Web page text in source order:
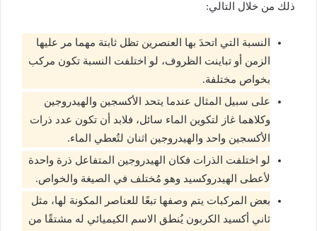
ذلك من خلال التالي:
النسبة التي اتحدَ بها العنصرين تظل ثابتة مهما مر عليها
الزمن أو تباينت الظروف، لو اختلفت النسبة تكون مركب
بخواص مختلفة.
على سبيل المثال عندما يتحد الأكسجين والهيدروجين
وكلاهما غاز لتكوين الماء سائل، فلابد أن تكون عدد ذرات
الأكسجين واحد والهيدروجين اثنان لتُعطي الماء.
لو اختلفت الذرات فكان الهيدروجين المتفاعل ذرة واحدة
لأعطى الهيدروكسيد وهو مُختلف في الصيغة والخواص.
بعض المركبات يتم وصفها تبعًا للعناصر المكونة لها، مثل
ثاني أكسيد الكربون يُنطق الاسم الكيميائي له مشتقًا من